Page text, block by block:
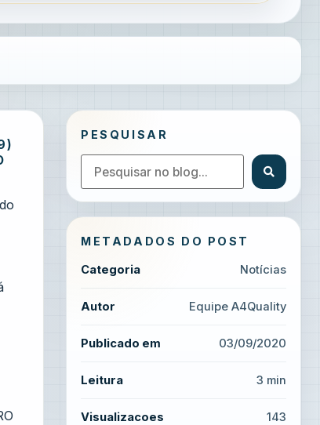
PESQUISAR
METADADOS DO POST
Categoria Notícias
Autor Equipe A4Quality
Publicado em 03/09/2020
Leitura 3 min
Visualizacoes 143